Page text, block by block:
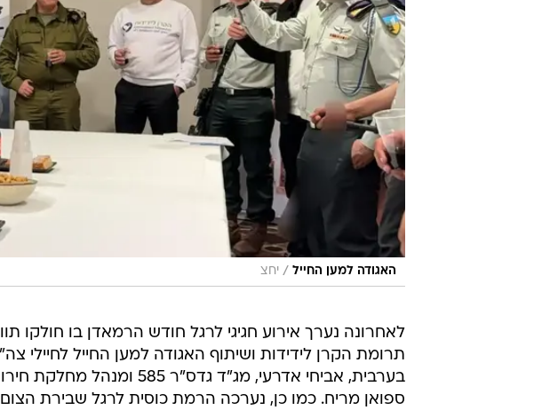
האגודה למען החייל / יחצ
לאחרונה נערך אירוע חגיגי לרגל חודש הרמאדן בו חולקו
תרומת הקרן לידידות ושיתוף האגודה למען החייל לחיילי
בערבית, אביחי אדרעי, מג"ד
ספואן מריח. כמו כן, נערכה הרמת כוסית לרגל שבירת